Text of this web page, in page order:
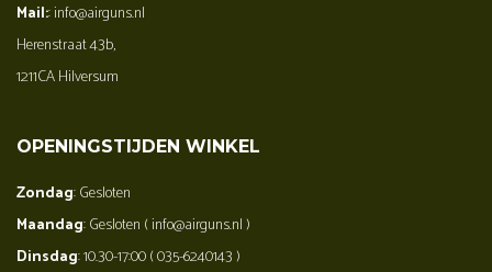
Mail:: info@airguns.nl
Herenstraat 43b,
1211CA Hilversum
OPENINGSTIJDEN WINKEL
Zondag: Gesloten
Maandag: Gesloten ( info@airguns.nl )
Dinsdag: 10.30-17:00 ( 035-6240143 )